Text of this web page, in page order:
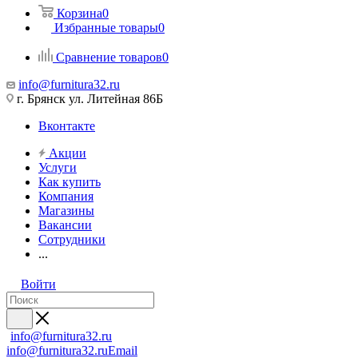
Корзина0
Избранные товары0
Сравнение товаров0
info@furnitura32.ru
г. Брянск ул. Литейная 86Б
Вконтакте
Акции
Услуги
Как купить
Компания
Магазины
Вакансии
Сотрудники
...
Войти
info@furnitura32.ru
info@furnitura32.ruEmail